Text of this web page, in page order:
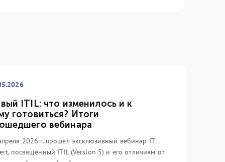
ITIL: что изменилось и к
готовиться? Итоги
вебинара
2026 г. прошёл эксклюзивный вебинар IT
посвящённый ITIL (Version 5) и его отличиям от